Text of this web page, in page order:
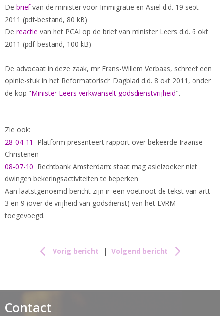
De briefvan de minister voor Immigratie en Asiel d.d. 19 sept
2011 (pdf-bestand, 80 kB)
De reactie van het PCAI op de brief van minister Leers d.d. 6 okt
2011 (pdf-bestand, 100 kB)
De advocaat in deze zaak, mr Frans-Willem Verbaas, schreef een
opinie-stuk in het Reformatorisch Dagblad d.d. 8 okt 2011, onder
de kop "Minister Leers verkwanselt godsdienstvrijheid".
Zie ook:
28-04-11
Platform presenteert rapport over bekeerde Iraanse
Christenen
08-07-10 Rechtbank Amsterdam: staat mag asielzoeker niet
dwingen bekeringsactiviteiten te beperken
Aan laatstgenoemd bericht zijn in een voetnoot de tekst van artt
3 en 9 (over de vrijheid van godsdienst) van het EVRM
toegevoegd.
Vorig bericht | Volgend bericht
Contact